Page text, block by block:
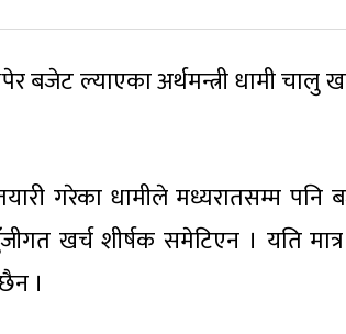
बजेट ल्याएका अर्थमन्त्री धामी चालु
गरेका धामीले मध्यरातसम्म पनि
खर्च शीर्षक समेटिएन । यति
।